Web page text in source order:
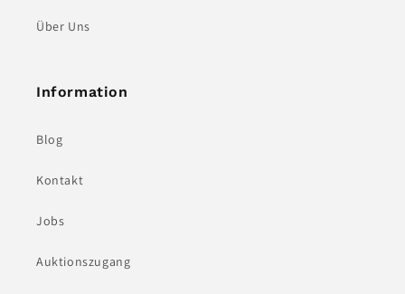
Über Uns
Information
Blog
Kontakt
Jobs
Auktionszugang